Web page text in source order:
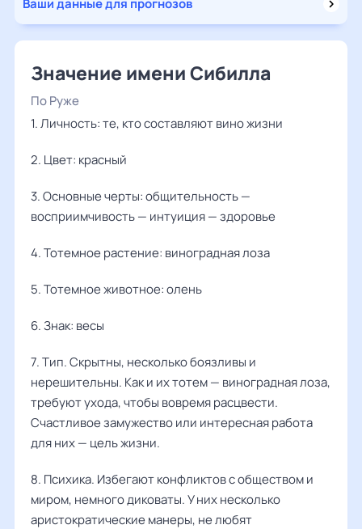
Ваши данные для прогнозов
Значение имени Сибилла
По Руже
1. Личность: те, кто составляют вино жизни
2. Цвет: красный
3. Основные черты: общительность —
восприимчивость — интуиция — здоровье
4. Тотемное растение: виноградная лоза
5. Тотемное животное: олень
6. Знак: весы
7. Тип. Скрытны, несколько боязливы и
нерешительны. Как и их тотем — виноградная лоза,
требуют ухода, чтобы вовремя расцвести.
Счастливое замужество или интересная работа
для них — цель жизни.
8. Психика. Избегают конфликтов с обществом и
миром, немного диковаты. У них несколько
аристократические манеры, не любят